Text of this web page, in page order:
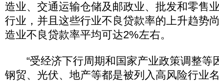
造业、交通运输仓储及邮政业、批发和零售
行业，并且这些行业不良贷款率的上升趋势
造业不良贷款率平均可达2%左右。
“受经济下行周期和国家产业政策调整等
钢贸、光伏、地产等都是被列入高风险行业